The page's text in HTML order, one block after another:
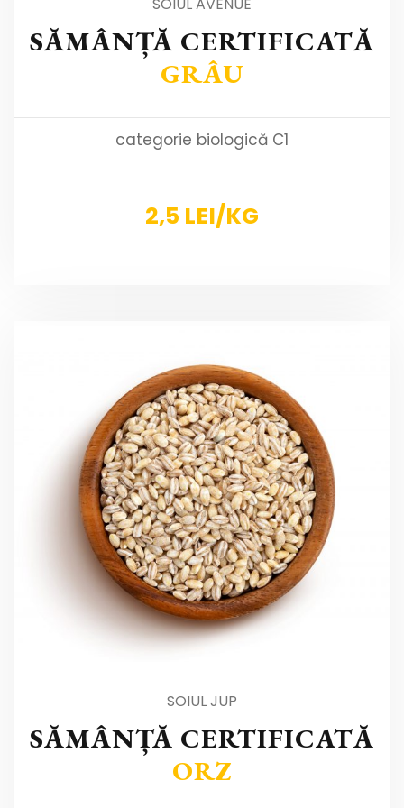
SĂMÂNȚĂ CERTIFICATĂ
GRÂU
categorie biologică C1
2,5 LEI/KG
SOIUL JUP
SĂMÂNȚĂ CERTIFICATĂ
ORZ